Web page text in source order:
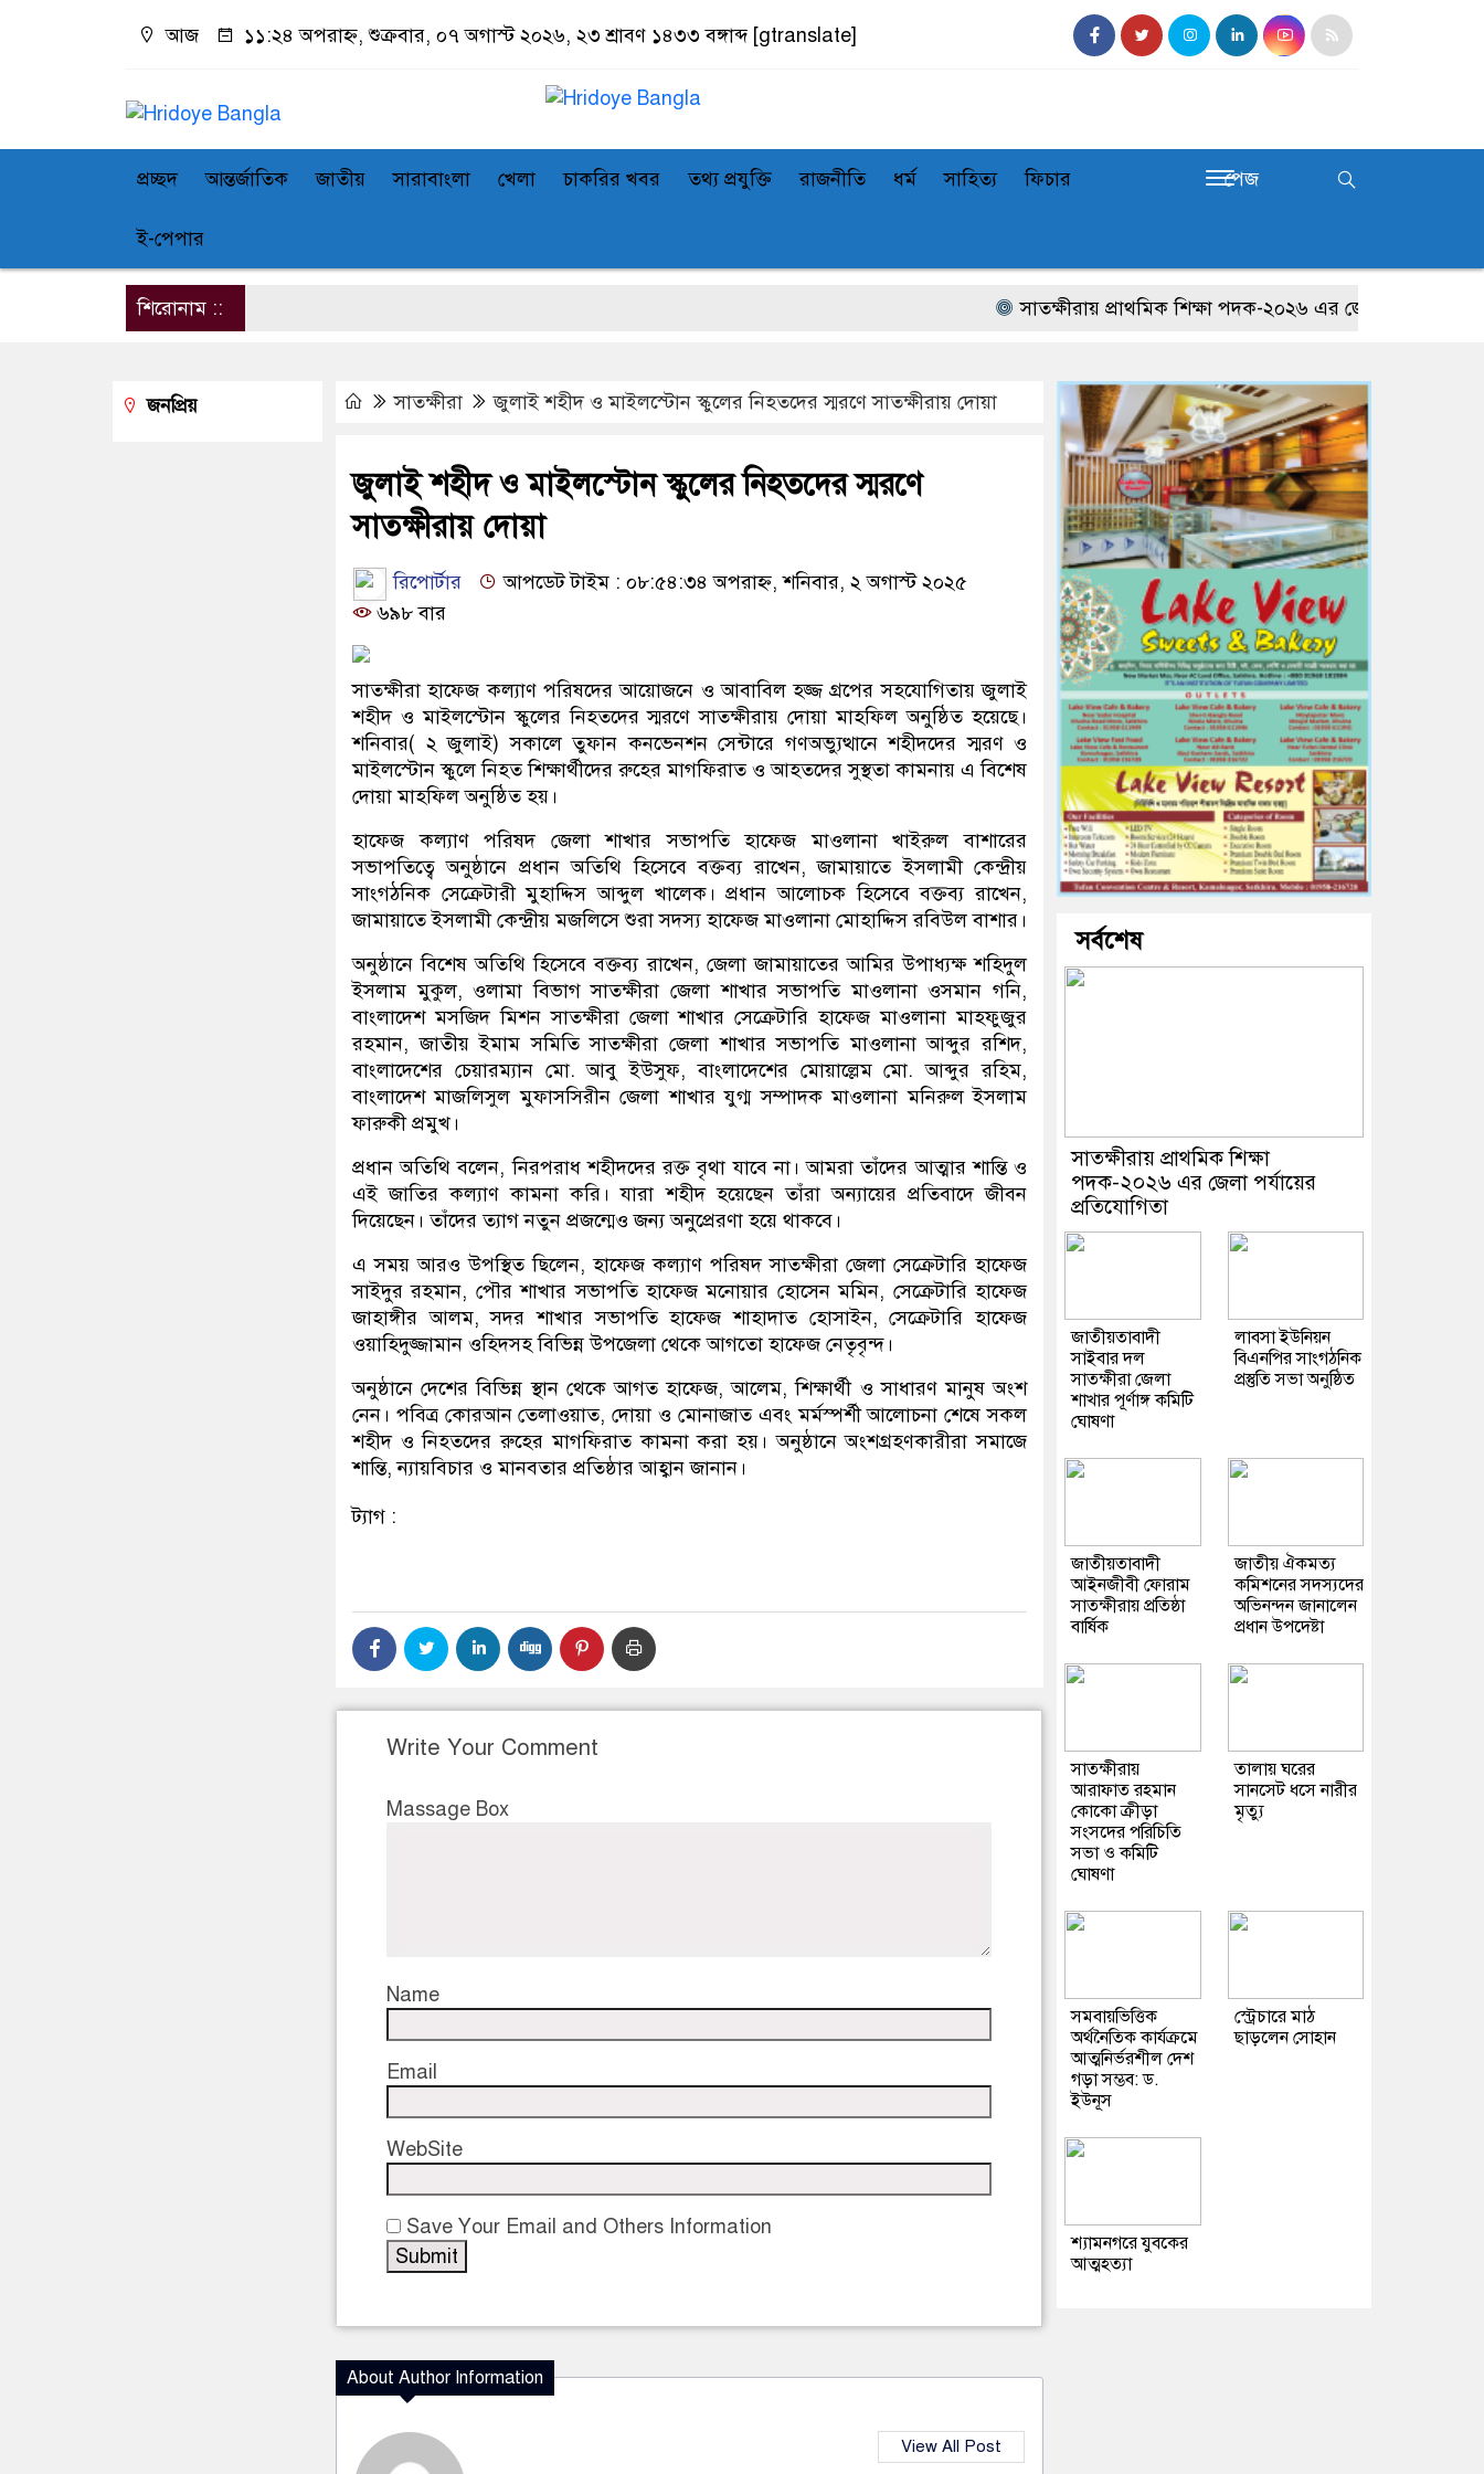
আজ ১১:২৪ অপরাহ্ন, শুক্রবার, ০৭ অগাস্ট ২০২৬, ২৩ শ্রাবণ ১৪৩৩ বঙ্গাব্দ [gtranslate]
প্রচ্ছদ আন্তর্জাতিক জাতীয় সারাবাংলা খেলা চাকরির খবর তথ্য প্রযুক্তি রাজনীতি ধর্ম সাহিত্য ফিচার
ই-পেপার
পেজ
শিরোনাম :: সাতক্ষীরায় প্রাথমিক শিক্ষা পদক-২০২৬ এর জেলা পর্যায়ের
সাতক্ষীরা জুলাই শহীদ ও মাইলস্টোন স্কুলের নিহতদের স্মরণে সাতক্ষীরায় দোয়া
জুলাই শহীদ ও মাইলস্টোন স্কুলের নিহতদের স্মরণে
সাতক্ষীরায় দোয়া
রিপোর্টার
আপডেট টাইম : ০৮:৫৪:৩৪ অপরাহ্ন, শনিবার, ২ অগাস্ট ২০২৫
৬৯৮ বার
সাতক্ষীরা হাফেজ কল্যাণ পরিষদের আয়োজনে ও আবাবিল হজ্জ গ্রপের সহযোগিতায় জুলাই
শহীদ ও মাইলস্টোন স্কুলের নিহতদের স্মরণে সাতক্ষীরায় দোয়া মাহফিল অনুষ্ঠিত হয়েছে।
শনিবার( ২ জুলাই) সকালে তুফান কনভেনশন সেন্টারে গণঅভ্যুত্থানে শহীদদের স্মরণ ও
মাইলস্টোন স্কুলে নিহত শিক্ষার্থীদের রুহের মাগফিরাত ও আহতদের সুস্থতা কামনায় এ বিশেষ
দোয়া মাহফিল অনুষ্ঠিত হয়।
হাফেজ কল্যাণ পরিষদ জেলা শাখার সভাপতি হাফেজ মাওলানা খাইরুল বাশারের
সভাপতিত্বে অনুষ্ঠানে প্রধান অতিথি হিসেবে বক্তব্য রাখেন, জামায়াতে ইসলামী কেন্দ্রীয়
সাংগঠনিক সেক্রেটারী মুহাদ্দিস আব্দুল খালেক। প্রধান আলোচক হিসেবে বক্তব্য রাখেন,
জামায়াতে ইসলামী কেন্দ্রীয় মজলিসে শুরা সদস্য হাফেজ মাওলানা মোহাদ্দিস রবিউল বাশার।
অনুষ্ঠানে বিশেষ অতিথি হিসেবে বক্তব্য রাখেন, জেলা জামায়াতের আমির উপাধ্যক্ষ শহিদুল
ইসলাম মুকুল, ওলামা বিভাগ সাতক্ষীরা জেলা শাখার সভাপতি মাওলানা ওসমান গনি,
বাংলাদেশ মসজিদ মিশন সাতক্ষীরা জেলা শাখার সেক্রেটারি হাফেজ মাওলানা মাহফুজুর
রহমান, জাতীয় ইমাম সমিতি সাতক্ষীরা জেলা শাখার সভাপতি মাওলানা আব্দুর রশিদ,
বাংলাদেশের চেয়ারম্যান মো. আবু ইউসুফ, বাংলাদেশের মোয়াল্লেম মো. আব্দুর রহিম,
বাংলাদেশ মাজলিসুল মুফাসসিরীন জেলা শাখার যুগ্ম সম্পাদক মাওলানা মনিরুল ইসলাম
ফারুকী প্রমুখ।
প্রধান অতিথি বলেন, নিরপরাধ শহীদদের রক্ত বৃথা যাবে না। আমরা তাঁদের আত্মার শান্তি ও
এই জাতির কল্যাণ কামনা করি। যারা শহীদ হয়েছেন তাঁরা অন্যায়ের প্রতিবাদে জীবন
দিয়েছেন। তাঁদের ত্যাগ নতুন প্রজন্মেও জন্য অনুপ্রেরণা হয়ে থাকবে।
এ সময় আরও উপস্থিত ছিলেন, হাফেজ কল্যাণ পরিষদ সাতক্ষীরা জেলা সেক্রেটারি হাফেজ
সাইদুর রহমান, পৌর শাখার সভাপতি হাফেজ মনোয়ার হোসেন মমিন, সেক্রেটারি হাফেজ
জাহাঙ্গীর আলম, সদর শাখার সভাপতি হাফেজ শাহাদাত হোসাইন, সেক্রেটারি হাফেজ
ওয়াহিদুজ্জামান ওহিদসহ বিভিন্ন উপজেলা থেকে আগতো হাফেজ নেতৃবৃন্দ।
অনুষ্ঠানে দেশের বিভিন্ন স্থান থেকে আগত হাফেজ, আলেম, শিক্ষার্থী ও সাধারণ মানুষ অংশ
নেন। পবিত্র কোরআন তেলাওয়াত, দোয়া ও মোনাজাত এবং মর্মস্পর্শী আলোচনা শেষে সকল
শহীদ ও নিহতদের রুহের মাগফিরাত কামনা করা হয়। অনুষ্ঠানে অংশগ্রহণকারীরা সমাজে
শান্তি, ন্যায়বিচার ও মানবতার প্রতিষ্ঠার আহ্বান জানান।
ট্যাগ :
Write Your Comment
Massage Box
Name
Email
WebSite
Save Your Email and Others Information
About Author Information
View All Post
জনপ্রিয়
সর্বশেষ
সাতক্ষীরায় প্রাথমিক শিক্ষা
পদক-২০২৬ এর জেলা পর্যায়ের
প্রতিযোগিতা
জাতীয়তাবাদী
সাইবার দল
সাতক্ষীরা জেলা
শাখার পূর্ণাঙ্গ কমিটি
ঘোষণা
লাবসা ইউনিয়ন
বিএনপির সাংগঠনিক
প্রস্তুতি সভা অনুষ্ঠিত
জাতীয়তাবাদী
আইনজীবী ফোরাম
সাতক্ষীরায় প্রতিষ্ঠা
বার্ষিক
জাতীয় ঐকমত্য
কমিশনের সদস্যদের
অভিনন্দন জানালেন
প্রধান উপদেষ্টা
সাতক্ষীরায়
আরাফাত রহমান
কোকো ক্রীড়া
সংসদের পরিচিতি
সভা ও কমিটি
ঘোষণা
তালায় ঘরের
সানসেট ধসে নারীর
মৃত্যু
সমবায়ভিত্তিক
অর্থনৈতিক কার্যক্রমে
আত্মনির্ভরশীল দেশ
গড়া সম্ভব: ড.
ইউনূস
স্ট্রেচারে মাঠ
ছাড়লেন সোহান
শ্যামনগরে যুবকের
আত্মহত্যা